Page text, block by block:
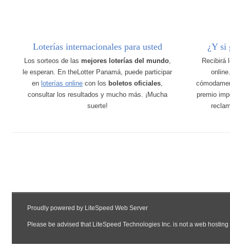
Loterías internacionales para usted
Los sorteos de las mejores loterías del mundo,
le esperan. En theLotter Panamá, puede participar
en loterías online con los boletos oficiales,
consultar los resultados y mucho más. ¡Mucha
suerte!
¿Y si
Recibirá
premio